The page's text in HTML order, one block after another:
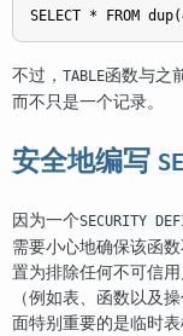
不过， TABLE函数与之
而不只是一个记录。
安全地编写
因为一个SECURITY
需要小心地确保该函
置为排除任何不可信
（例如表、函数以及
面特别重要的是临时